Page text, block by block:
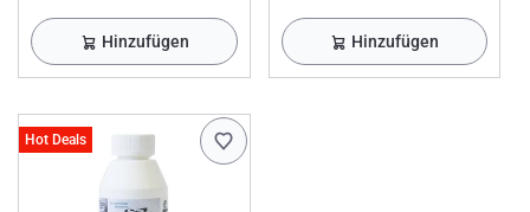
Hinzufügen Hinzufügen
Hot Deals